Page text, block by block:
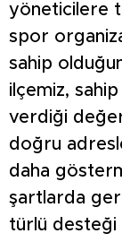
yöneticilere
spor
sahip
ilçemiz,
verdiği
doğru
daha
şartlarda
türlü desteği